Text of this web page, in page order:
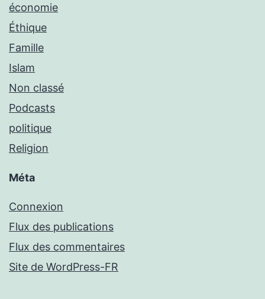
économie
Éthique
Famille
Islam
Non classé
Podcasts
politique
Religion
Méta
Connexion
Flux des publications
Flux des commentaires
Site de WordPress-FR